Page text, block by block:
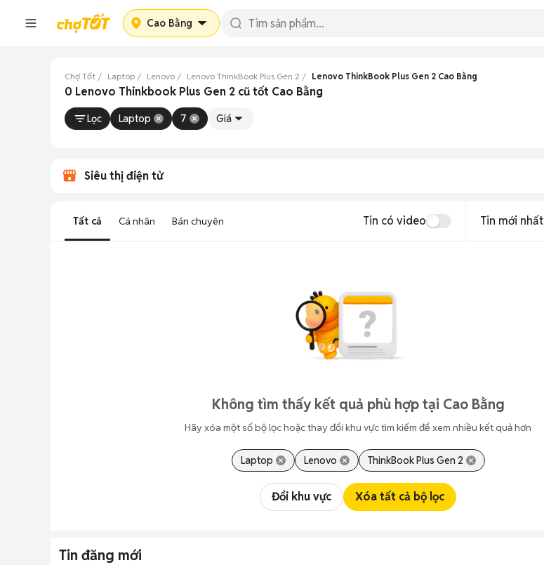
Cao Bằng
Chợ Tốt Laptop Lenovo Lenovo ThinkBook Plus Gen 2 Lenovo ThinkBook Plus Gen 2 Cao Bằng
0 Lenovo Thinkbook Plus Gen 2 cũ tốt Cao Bằng
Lọc Laptop 7 Giá
Siêu thị điện tử
Tất cả Cá nhân Bán chuyên Tin có video Tin mới nhất
Không tìm thấy kết quả phù hợp tại Cao Bằng
Hãy xóa một số bộ lọc hoặc thay đổi khu vực tìm kiếm để xem nhiều kết quả hơn
Laptop Lenovo ThinkBook Plus Gen 2
Đổi khu vực Xóa tất cả bộ lọc
Tin đăng mới